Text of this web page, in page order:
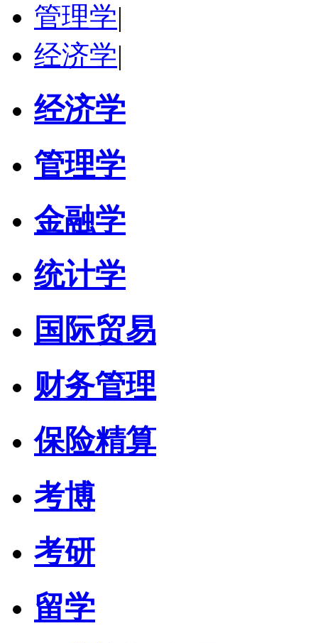
管理学|
经济学|
经济学
管理学
金融学
统计学
国际贸易
财务管理
保险精算
考博
考研
留学